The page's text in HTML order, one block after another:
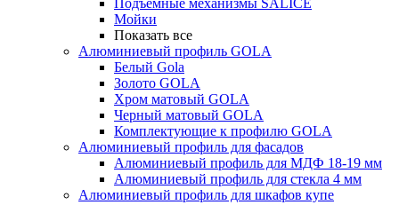
Подъемные механизмы SALICE
Мойки
Показать все
Алюминиевый профиль GOLA
Белый Gola
Золото GOLA
Хром матовый GOLA
Черный матовый GOLA
Комплектующие к профилю GOLA
Алюминиевый профиль для фасадов
Алюминиевый профиль для МДФ 18-19 мм
Алюминиевый профиль для стекла 4 мм
Алюминиевый профиль для шкафов купе